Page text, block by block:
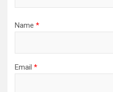
Name *
Email *